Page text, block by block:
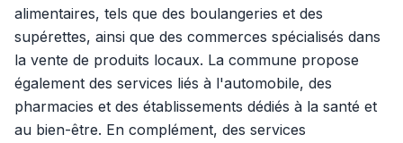
alimentaires, tels que des boulangeries et des
supérettes, ainsi que des commerces spécialisés dans
la vente de produits locaux. La commune propose
également des services liés à l'automobile, des
pharmacies et des établissements dédiés à la santé et
au bien-être. En complément, des services